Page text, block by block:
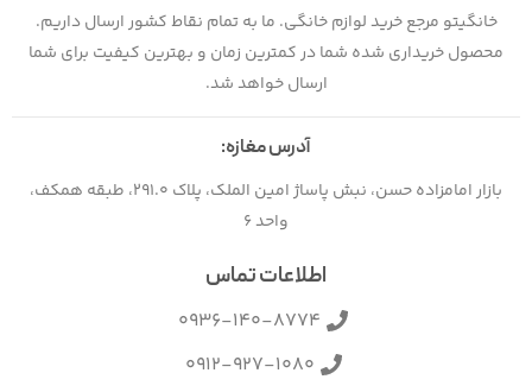
خانگیتو مرجع خرید لوازم خانگی. ما به تمام نقاط کشور ارسال داریم.
محصول خریداری شده شما در کمترین زمان و بهترین کیفیت برای شما
ارسال خواهد شد.
آدرس مغازه:
بازار امامزاده حسن، نبش پاساژ امین الملک، پلاک 291.0، طبقه همکف،
واحد 6
اطلاعات تماس
0936-140-8774
0912-927-1080